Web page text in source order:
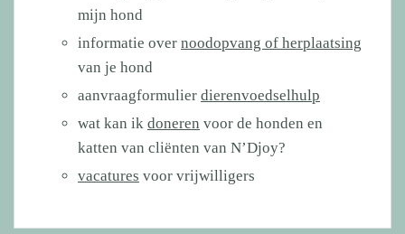
mijn hond
informatie over noodopvang of herplaatsing
van je hond
aanvraagformulier dierenvoedselhulp
wat kan ik doneren voor de honden en
katten van cliënten van N’Djoy?
vacatures voor vrijwilligers